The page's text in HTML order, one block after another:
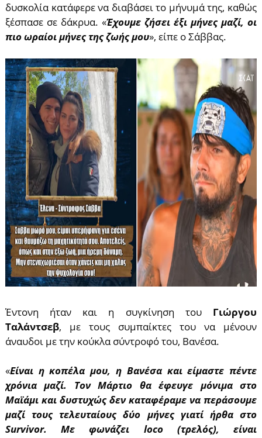
δυσκολία κατάφερε να διαβάσει το μήνυμά της, καθώς
ξέσπασε σε δάκρυα. «Έχουμε ζήσει έξι μήνες μαζί, οι
πιο ωραίοι μήνες της ζωής μου», είπε ο Σάββας.
Έντονη ήταν και η συγκίνηση του Γιώργου
Ταλάντσεβ, με τους συμπαίκτες του να μένουν
άναυδοι με την κούκλα σύντροφό του, Βανέσα.
«Είναι η κοπέλα μου, η Βανέσα και είμαστε πέντε
χρόνια μαζί. Τον Μάρτιο θα έφευγε μόνιμα στο
Μαϊάμι και δυστυχώς δεν καταφέραμε να περάσουμε
μαζί τους τελευταίους δύο μήνες γιατί ήρθα στο
Survivor. Με φωνάζει loco (τρελός), είναι